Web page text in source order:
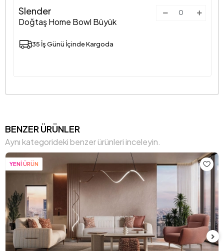
Slender
Doğtaş Home Bowl Büyük
35 İş Günü İçinde Kargoda
BENZER ÜRÜNLER
Aynı kategorideki benzer ürünleri inceleyin.
YENİ ÜRÜN